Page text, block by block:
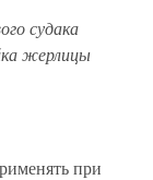
судака
жерлицы
при